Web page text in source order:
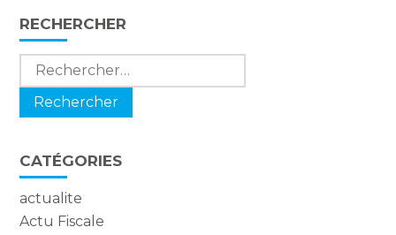
Blog
sidebar
RECHERCHER
Rechercher :
CATÉGORIES
actualite
Actu Fiscale